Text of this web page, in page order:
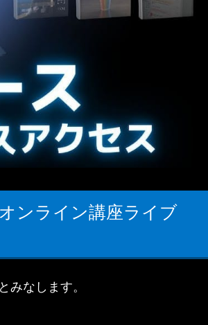
ンライン講座ライブ
みなします。